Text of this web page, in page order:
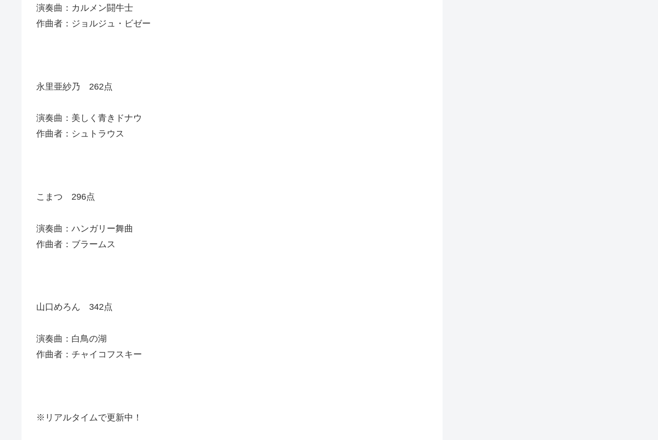
演奏曲：カルメン闘牛士
作曲者：ジョルジュ・ビゼー
永里亜紗乃 262点
演奏曲：美しく青きドナウ
作曲者：シュトラウス
こまつ 296点
演奏曲：ハンガリー舞曲
作曲者：ブラームス
山口めろん 342点
演奏曲：白鳥の湖
作曲者：チャイコフスキー
※リアルタイムで更新中！